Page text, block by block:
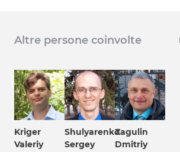
Altre persone coinvolte
Kriger
Valeriy
Shulyarenko
Sergey
Zagulin
Dmitriy